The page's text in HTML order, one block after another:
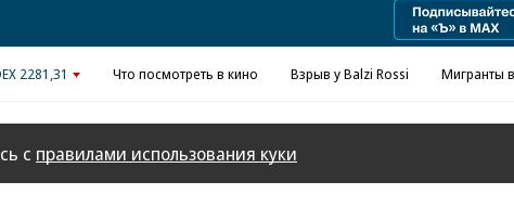
2281,31 Что посмотреть в кино Взрыв у Balzi Rossi Мигранты
с правилами использования куки